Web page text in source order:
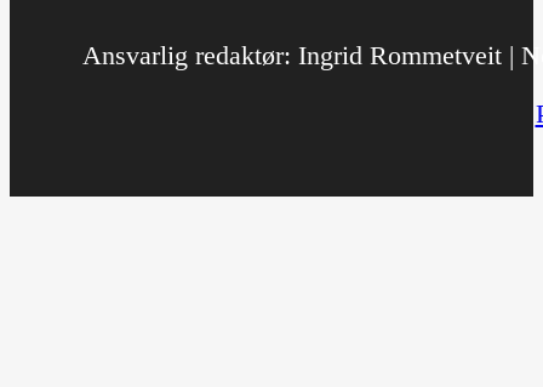
Ansvarlig redaktør: Ingrid Rommetveit |